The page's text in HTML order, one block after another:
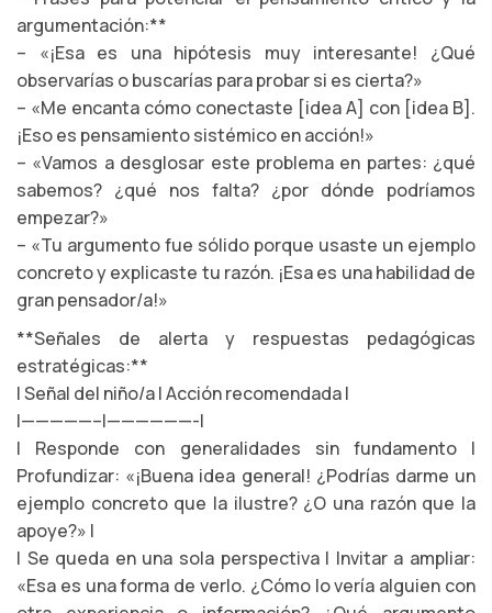
argumentación:**
– «¡Esa es una hipótesis muy interesante! ¿Qué
observarías o buscarías para probar si es cierta?»
– «Me encanta cómo conectaste [idea A] con [idea B].
¡Eso es pensamiento sistémico en acción!»
– «Vamos a desglosar este problema en partes: ¿qué
sabemos? ¿qué nos falta? ¿por dónde podríamos
empezar?»
– «Tu argumento fue sólido porque usaste un ejemplo
concreto y explicaste tu razón. ¡Esa es una habilidad de
gran pensador/a!»
**Señales de alerta y respuestas pedagógicas
estratégicas:**
| Señal del niño/a | Acción recomendada |
|—————–|——————-|
| Responde con generalidades sin fundamento |
Profundizar: «¡Buena idea general! ¿Podrías darme un
ejemplo concreto que la ilustre? ¿O una razón que la
apoye?» |
| Se queda en una sola perspectiva | Invitar a ampliar:
«Esa es una forma de verlo. ¿Cómo lo vería alguien con